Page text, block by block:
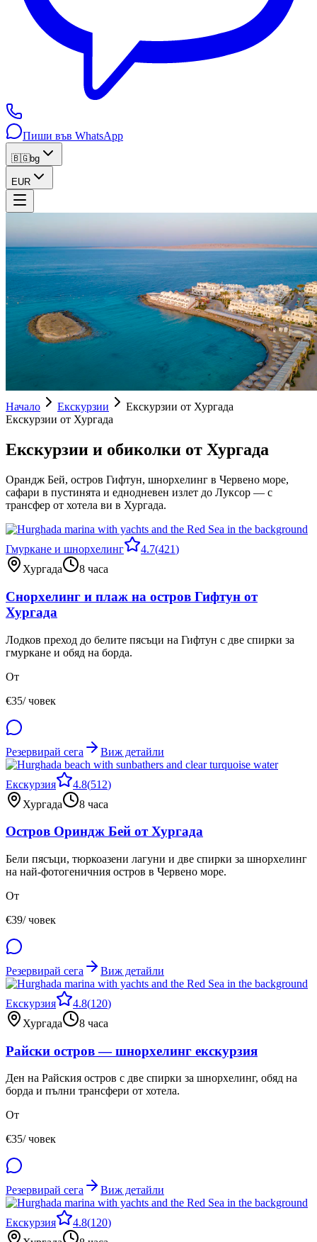
Пиши във WhatsApp
🇧🇬bg
EUR
Начало Екскурзии
Екскурзии от Хургада
Екскурзии от Хургада
Екскурзии и обиколки от Хургада
Орандж Бей, остров Гифтун, шнорхелинг в Червено море,
сафари в пустинята и еднодневен излет до Луксор — с
трансфер от хотела ви в Хургада.
Гмуркане и шнорхелинг 4.7(421)
Хургада
8 часа
Снорхелинг и плаж на остров Гифтун от
Хургада
Лодков преход до белите пясъци на Гифтун с две спирки за
гмуркане и обяд на борда.
От
€35/ човек
Резервирай сега Виж детайли
Екскурзия 4.8(512)
Хургада
8 часа
Остров Ориндж Бей от Хургада
Бели пясъци, тюркоазени лагуни и две спирки за шнорхелинг
на най-фотогеничния остров в Червено море.
От
€39/ човек
Резервирай сега Виж детайли
Екскурзия 4.8(120)
Хургада
8 часа
Райски остров — шнорхелинг екскурзия
Ден на Райския остров с две спирки за шнорхелинг, обяд на
борда и пълни трансфери от хотела.
От
€35/ човек
Резервирай сега Виж детайли
Екскурзия 4.8(120)